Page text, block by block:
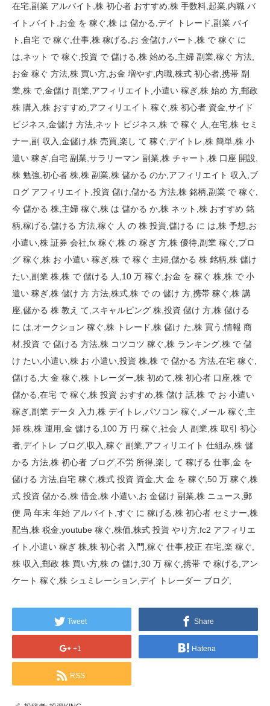
在宅,副業 アルバイト,株 初心者 おすすめ,株 手数料,起業,内職 バ
イト,バイト,お金 を 稼ぐ,株 は 儲かる,デイ トレード,副業 バイ
ト,自宅 で 稼ぐ,仕事,株 稼げる,お 金儲け,パート,株 で 稼ぐ に
は,ネット で 稼ぐ,投資 で 儲ける,株 始める,主婦 副業,稼ぐ 方法,
お金 稼ぐ 方法,株 買い方,お金 増やす,内職,株式 初心者,携帯 副
業,株 で,金儲け 副業,アフィリエイト,小遣い 稼ぎ,株 始め 方,郵政
株 購入,株 おすすめ,アフィリエイト 稼ぐ,株 初心者 資金,サイド
ビジネス,金儲け 方法,ネット ビジネス,株 で 稼ぐ 人,在宅,株 セミ
ナー,副 収入,金儲け,株 売買,楽し て 稼ぐ,デイトレ,株 簡単,株 小
遣い 稼ぎ,自宅 副業,サラリーマン 副業,株 チャート,株 口座 開設,
株 勉強,初心者 株,株 副業,株 儲かる のか,アフィリエイト 収入,ブ
ログ アフィリエイト,投資 儲け,儲かる 方法,株 銘柄,副業 で 稼ぐ,
今 儲かる 株,主婦 稼ぐ,株 は 儲かる か,株 ネット,株 おすすめ 銘
柄,稼げる,儲ける 方法,稼ぐ 人 の 株 投資,儲ける に は,株 予想,お
小遣い,株 証券 会社,fx 稼ぐ,株 の 稼ぎ 方,株 優待,副業 稼ぐ,ブロ
グ 稼ぐ,株 お 小遣い 稼ぎ,株 で 稼ぐ 主婦,儲かる 株 銘柄,株 儲け
たい,副業 株,株 で 儲ける 人,10 万 稼ぐ,お金 を 稼ぐ 株,株 で 小
遣い 稼ぎ,株 儲け 方 方法,株式,株 で の 儲け 方,携帯 稼ぐ,株 講
座,儲かる 株 教え て,スキャルピング 株,投資 儲け 方,株 儲ける
に は,オークション 稼ぐ,株 トレード,株 儲け た,株 買う,情報 商
材,投資 で 儲ける 方法,株 コツコツ 稼ぐ,株 ランキング,株 で 儲
け たい,小遣い,株 お 小遣い,投資 株,株 で 儲かる 方法,在宅 稼ぐ,
儲ける,大 金 稼ぐ,株 トレーダー,株 初めて,株 初心者 口座,株 で
儲かる,在宅 で 稼ぐ,株 投資 おすすめ,株 儲け 話,株 で お 小遣い
稼ぎ,副業 データ 入力,株 デイトレ,パソコン 稼ぐ,メール 稼ぐ,主
婦 株,株 運用,金 儲ける,100 万 円 稼ぐ,社会 人 副業,株 取引 初心
者,デイトレ ブログ,収入,稼ぐ 副業,アフィリエイト 仕組み,株 儲
かる 方法,株 初心者 ブログ,不労 所得,楽し て 稼げる 仕事,金 を
儲ける 方法,自宅 稼ぐ,株式 投資 資金,大 金 を 稼ぐ,50 万 稼ぐ,株
式 投資 儲かる,株 借金,株 小遣い,お 金儲け 副業,株 ニュース,郵
便 局 年末 年始 アルバイト,すぐ に 稼げる,株 初心者 セミナー,株
配当,株 税金,youtube 稼ぐ,株価,株式 投資 やり方,fc2 アフィリエ
イト,小遣い 稼ぎ 株,株 初心者 入門,稼ぐ 仕事,校正 在宅,楽 稼ぐ,
株 収入,郵政 株 買い方,株 の 儲け,30 万 稼ぐ,携帯 で 稼げる,アン
ケート 稼ぐ,株 シュミレーション,デイ トレーダー ブログ,
Tweet Share
+1 Hatena
RSS